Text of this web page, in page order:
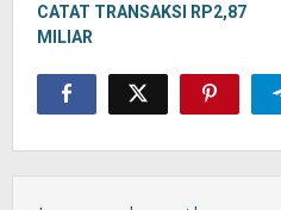
CATAT TRANSAKSI RP2,87
MILIAR